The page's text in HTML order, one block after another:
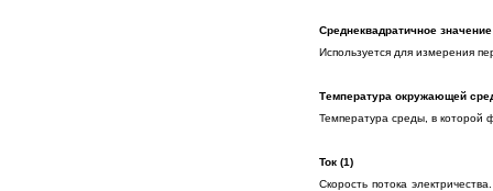
Среднеквадратичное значение
Используется для измерения
Температура окружающей
Температура среды, в которой
Ток (1)
Скорость потока